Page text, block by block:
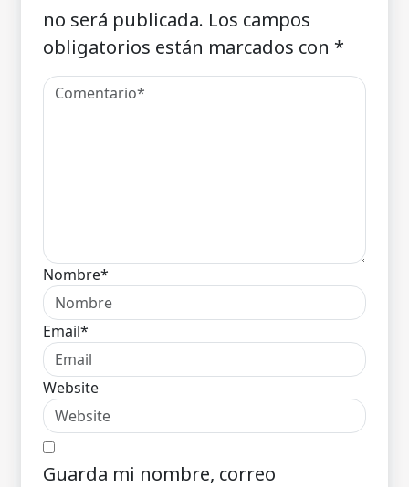
no será publicada. Los campos
obligatorios están marcados con *
Nombre*
Email*
Website
Guarda mi nombre, correo